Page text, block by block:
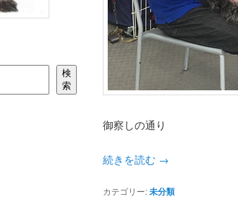
御察しの通り
続きを読む →
カテゴリー:未分類
検
索